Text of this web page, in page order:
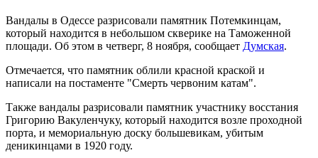
Вандалы в Одессе разрисовали памятник Потемкинцам,
который находится в небольшом скверике на Таможенной
площади. Об этом в четверг, 8 ноября, сообщает Думская.
Отмечается, что памятник облили красной краской и
написали на постаменте "Смерть червоним катам".
Также вандалы разрисовали памятник участнику восстания
Григорию Вакуленчуку, который находится возле проходной
порта, и мемориальную доску большевикам, убитым
деникинцами в 1920 году.